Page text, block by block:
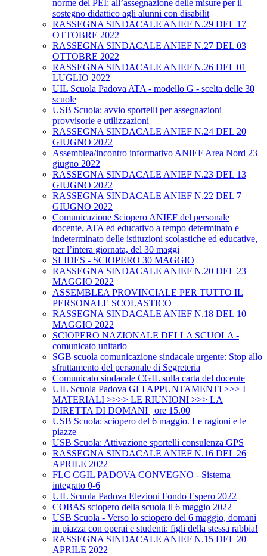
norme del PEI; all’assegnazione delle misure per il
sostegno didattico agli alunni con disabilit
RASSEGNA SINDACALE ANIEF N.29 DEL 17
OTTOBRE 2022
RASSEGNA SINDACALE ANIEF N.27 DEL 03
OTTOBRE 2022
RASSEGNA SINDACALE ANIEF N.26 DEL 01
LUGLIO 2022
UIL Scuola Padova ATA - modello G - scelta delle 30
scuole
USB Scuola: avvio sportelli per assegnazioni
provvisorie e utilizzazioni
RASSEGNA SINDACALE ANIEF N.24 DEL 20
GIUGNO 2022
Assemblea/incontro informativo ANIEF Area Nord 23
giugno 2022
RASSEGNA SINDACALE ANIEF N.23 DEL 13
GIUGNO 2022
RASSEGNA SINDACALE ANIEF N.22 DEL 7
GIUGNO 2022
Comunicazione Sciopero ANIEF del personale
docente, ATA ed educativo a tempo determinato e
indeterminato delle istituzioni scolastiche ed educative,
per l’intera giornata, del 30 maggi
SLIDES - SCIOPERO 30 MAGGIO
RASSEGNA SINDACALE ANIEF N.20 DEL 23
MAGGIO 2022
ASSEMBLEA PROVINCIALE PER TUTTO IL
PERSONALE SCOLASTICO
RASSEGNA SINDACALE ANIEF N.18 DEL 10
MAGGIO 2022
SCIOPERO NAZIONALE DELLA SCUOLA -
comunicato unitario
SGB scuola comunicazione sindacale urgente: Stop allo
sfruttamento del personale di Segreteria
Comunicato sindacale CGIL sulla carta del docente
UIL Scuola Padova GLI APPUNTAMENTI >>> I
MATERIALI >>>> LE RIUNIONI >>> LA
DIRETTA DI DOMANI | ore 15.00
USB Scuola: sciopero del 6 maggio. Le ragioni e le
piazze
USB Scuola: Attivazione sportelli consulenza GPS
RASSEGNA SINDACALE ANIEF N.16 DEL 26
APRILE 2022
FLC CGIL PADOVA CONVEGNO - Sistema
integrato 0-6
UIL Scuola Padova Elezioni Fondo Espero 2022
COBAS sciopero della scuola il 6 maggio 2022
USB Scuola - Verso lo sciopero del 6 maggio, domani
in piazza con operai e studenti: figli della stessa rabbia!
RASSEGNA SINDACALE ANIEF N.15 DEL 20
APRILE 2022